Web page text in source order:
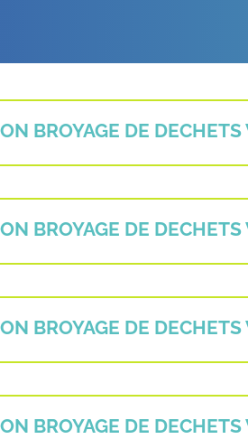
BROYAGE DE
BROYAGE DE
BROYAGE DE
BROYAGE DE